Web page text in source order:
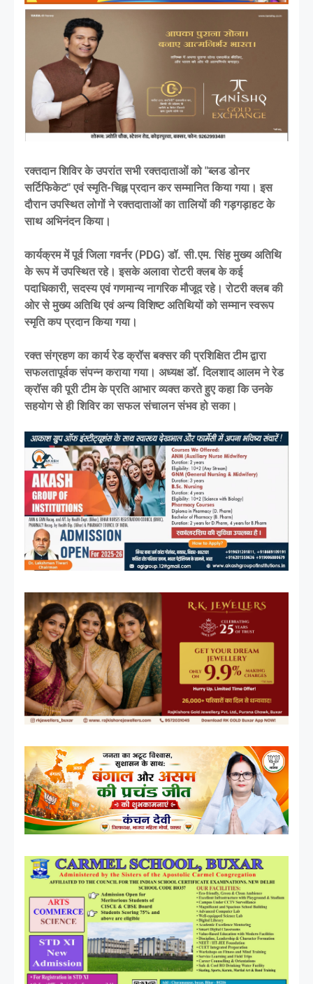
रक्तदान शिविर के उपरांत सभी रक्तदाताओं को "ब्लड डोनर
सर्टिफिकेट" एवं स्मृति-चिह्न प्रदान कर सम्मानित किया गया। इस
दौरान उपस्थित लोगों ने रक्तदाताओं का तालियों की गड़गड़ाहट के
साथ अभिनंदन किया।
कार्यक्रम में पूर्व जिला गवर्नर (PDG) डॉ. सी.एम. सिंह मुख्य अतिथि
के रूप में उपस्थित रहे। इसके अलावा रोटरी क्लब के कई
पदाधिकारी, सदस्य एवं गणमान्य नागरिक मौजूद रहे। रोटरी क्लब की
ओर से मुख्य अतिथि एवं अन्य विशिष्ट अतिथियों को सम्मान स्वरूप
स्मृति कप प्रदान किया गया।
रक्त संग्रहण का कार्य रेड क्रॉस बक्सर की प्रशिक्षित टीम द्वारा
सफलतापूर्वक संपन्न कराया गया। अध्यक्ष डॉ. दिलशाद आलम ने रेड
क्रॉस की पूरी टीम के प्रति आभार व्यक्त करते हुए कहा कि उनके
सहयोग से ही शिविर का सफल संचालन संभव हो सका।